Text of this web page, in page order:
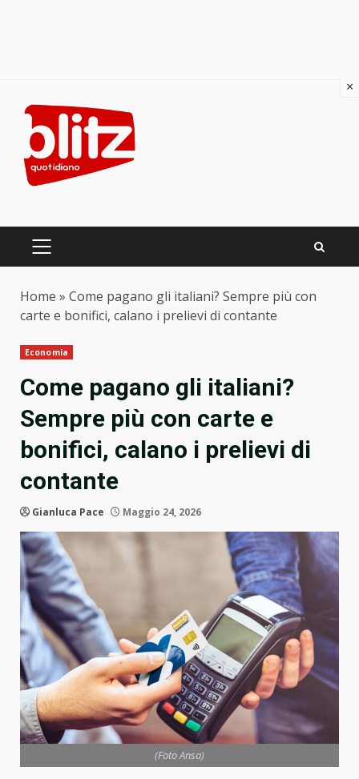
content
PRIMARY
Home » Come pagano gli italiani? Sempre più con
carte e bonifici, calano i prelievi di contante
Economia
Come pagano gli italiani?
Sempre più con carte e
bonifici, calano i prelievi di
contante
Gianluca Pace Maggio 24, 2026
(Foto Ansa)
×